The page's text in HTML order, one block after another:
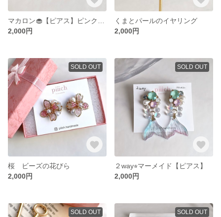
2,000円
くまとパールのイヤリング
2,000円
SOLD OUT
桜 ビーズの花びら
2,000円
SOLD OUT
２way⭐︎マーメイド【ピアス】
2,000円
SOLD OUT SOLD OUT